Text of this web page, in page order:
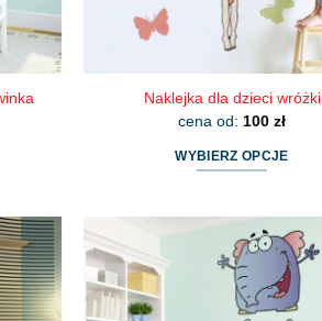
Naklejka dla dzieci wróżki
cena od: 100 zł
WYBIERZ OPCJE
ma
wiele
wariantów.
Opcje